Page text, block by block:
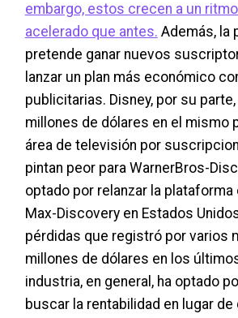
embargo, estos crecen a un
acelerado que antes. Además, la
pretende ganar nuevos
lanzar un plan más económico
publicitarias. Disney, por su
millones de dólares en el mismo
área de televisión por
pintan peor para WarnerBros-
optado por relanzar la plataforma
Max-Discovery en Estados
pérdidas que registró por varios
millones de dólares en los
industria, en general, ha optado
buscar la rentabilidad en lugar de